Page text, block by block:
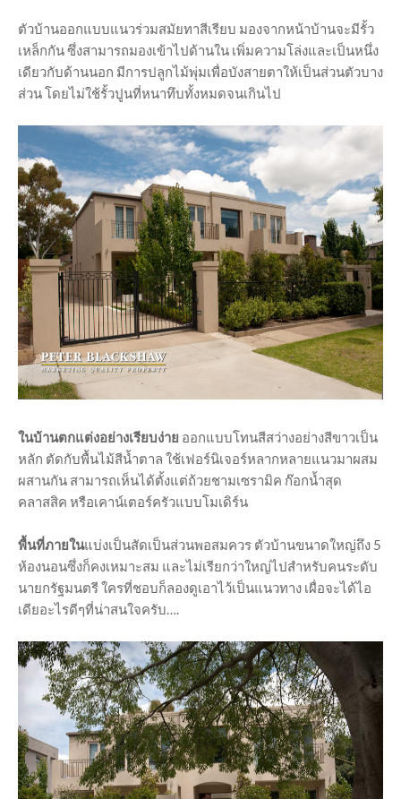
ตัวบ้านออกแบบแนวร่วมสมัยทาสีเรียบ มองจากหน้าบ้านจะมีรั้ว
เหล็กกัน ซึ่งสามารถมองเข้าไปด้านใน เพิ่มความโล่งและเป็นหนึ่ง
เดียวกับด้านนอก มีการปลูกไม้พุ่มเพื่อบังสายตาให้เป็นส่วนตัวบาง
ส่วน โดยไม่ใช้รั้วปูนที่หนาทึบทั้งหมดจนเกินไป
ในบ้านตกแต่งอย่างเรียบง่าย ออกแบบโทนสีสว่างอย่างสีขาวเป็น
หลัก ตัดกับพื้นไม้สีน้ำตาล ใช้เฟอร์นิเจอร์หลากหลายแนวมาผสม
ผสานกัน สามารถเห็นได้ตั้งแต่ถ้วยชามเซรามิค ก๊อกน้ำสุด
คลาสสิค หรือเคาน์เตอร์ครัวแบบโมเดิร์น
พื้นที่ภายในแบ่งเป็นสัดเป็นส่วนพอสมควร ตัวบ้านขนาดใหญ่ถึง 5
ห้องนอนซึ่งก็คงเหมาะสม และไม่เรียกว่าใหญ่ไปสำหรับคนระดับ
นายกรัฐมนตรี ใครที่ชอบก็ลองดูเอาไว้เป็นแนวทาง เผื่อจะได้ไอ
เดียอะไรดีๆที่น่าสนใจครับ….